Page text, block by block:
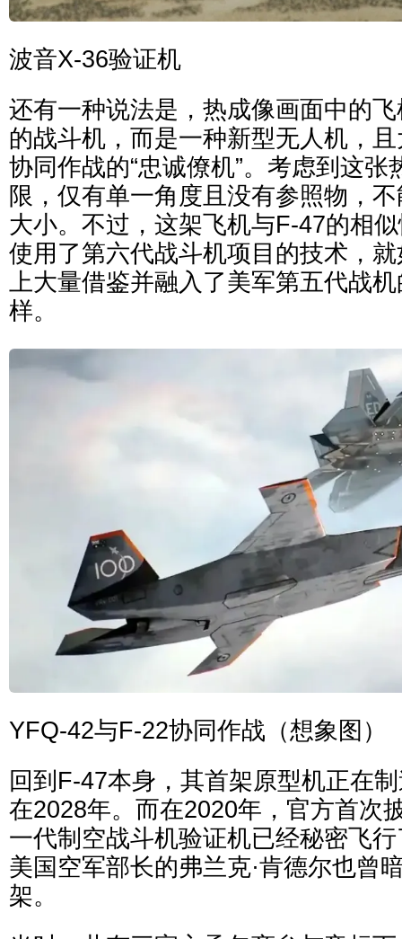
波音X-36验证机
还有一种说法是，热成像画面中的
的战斗机，而是一种新型无人机，
协同作战的“忠诚僚机”。考虑到这张
限，仅有单一角度且没有参照物，
大小。不过，这架飞机与F-47的相
使用了第六代战斗机项目的技术，
上大量借鉴并融入了美军第五代战
样。
YFQ-42与F-22协同作战（想象图）
回到F-47本身，其首架原型机正在
在2028年。而在2020年，官方首次
一代制空战斗机验证机已经秘密飞
美国空军部长的弗兰克·肯德尔也曾
架。